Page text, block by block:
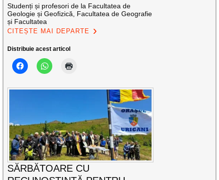
Studenți și profesori de la Facultatea de
Geologie și Geofizică, Facultatea de Geografie
și Facultatea
CITEȘTE MAI DEPARTE
Distribuie acest articol
SĂRBĂTOARE CU